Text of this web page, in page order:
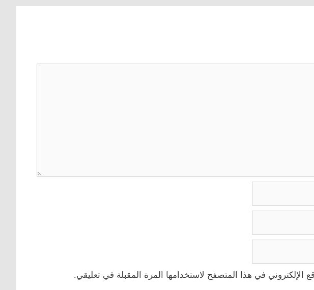
الإلكتروني في هذا المتصفح لاستخدامها المرة المقبلة في تعليقي.